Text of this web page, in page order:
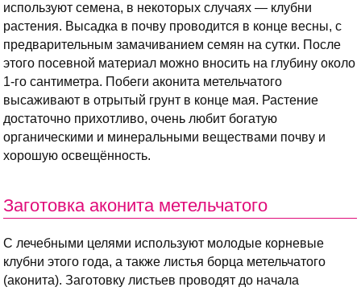
используют семена, в некоторых случаях — клубни
растения. Высадка в почву проводится в конце весны, с
предварительным замачиванием семян на сутки. После
этого посевной материал можно вносить на глубину около
1-го сантиметра. Побеги аконита метельчатого
высаживают в отрытый грунт в конце мая. Растение
достаточно прихотливо, очень любит богатую
органическими и минеральными веществами почву и
хорошую освещённость.
Заготовка аконита метельчатого
С лечебными целями используют молодые корневые
клубни этого года, а также листья борца метельчатого
(аконита). Заготовку листьев проводят до начала